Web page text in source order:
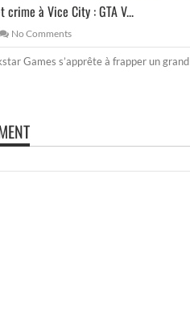
crime à Vice City : GTA V...
No Comments
Games s’apprête à frapper un grand